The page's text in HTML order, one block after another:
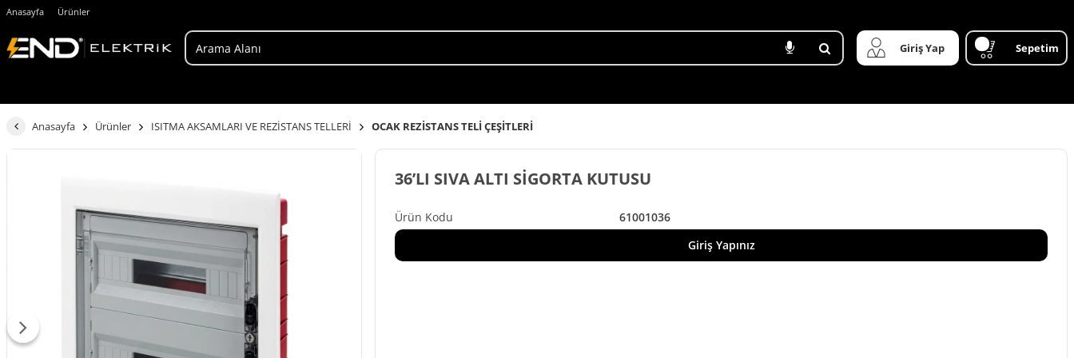
Anasayfa Ürünler
Giriş Yap Sepetim
Anasayfa Ürünler ISITMA AKSAMLARI VE REZİSTANS TELLERİ OCAK REZİSTANS TELİ ÇEŞİTLERİ
61001036
36’LI SIVA ALTI SİGORTA KUTUSU
Giriş Yapınız